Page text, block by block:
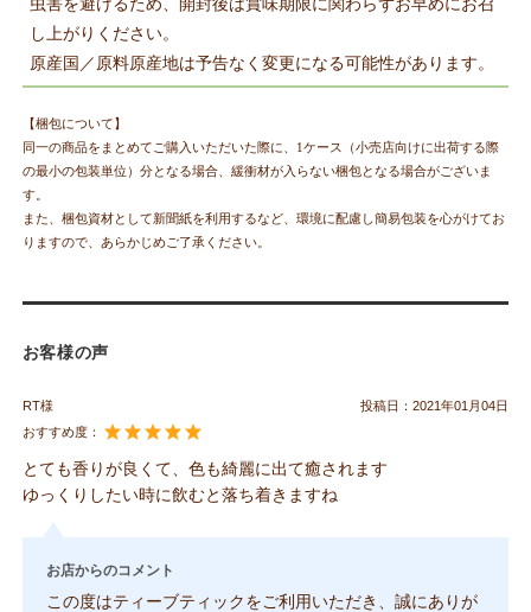
虫害を避けるため、開封後は賞味期限に関わらずお早めにお召
し上がりください。
原産国／原料原産地は予告なく変更になる可能性があります。
【梱包について】
同一の商品をまとめてご購入いただいた際に、1ケース（小売店向けに出荷する際
の最小の包装単位）分となる場合、緩衝材が入らない梱包となる場合がございま
す。
また、梱包資材として新聞紙を利用するなど、環境に配慮し簡易包装を心がけてお
りますので、あらかじめご了承ください。
お客様の声
RT様 投稿日： 2021年01月04日
おすすめ度：
とても香りが良くて、色も綺麗に出て癒されます
ゆっくりしたい時に飲むと落ち着きますね
お店からのコメント
この度はティーブティックをご利用いただき、誠にありが